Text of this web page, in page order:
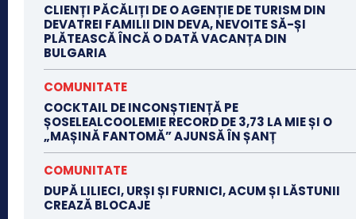
CLIENȚI PĂCĂLIȚI DE O AGENȚIE DE TURISM DIN
DEVATREI FAMILII DIN DEVA, NEVOITE SĂ-ȘI
PLĂTEASCĂ ÎNCĂ O DATĂ VACANȚA DIN
BULGARIA
COMUNITATE
COCKTAIL DE INCONȘTIENȚĂ PE
ȘOSELEALCOOLEMIE RECORD DE 3,73 LA MIE ȘI O
„MAȘINĂ FANTOMĂ” AJUNSĂ ÎN ȘANȚ
COMUNITATE
DUPĂ LILIECI, URȘI ȘI FURNICI, ACUM ȘI LĂSTUNII
CREAZĂ BLOCAJE